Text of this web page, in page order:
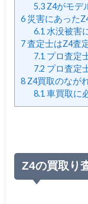
5.3Z4がモデ
6災害にあった
6.1 水没被害
7査定士はZ4査
7.1 プロ査定
7.2 プロ査定
8Z4買取のなが
8.1 車買取に
Z4の買取り